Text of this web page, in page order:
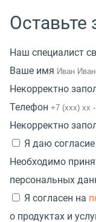
Оставьте
Наш специалист
Ваше имя
Некорректно
Телефон
Некорректно
Я даю
Необходимо
персональных
Я согласен на
о продуктах и